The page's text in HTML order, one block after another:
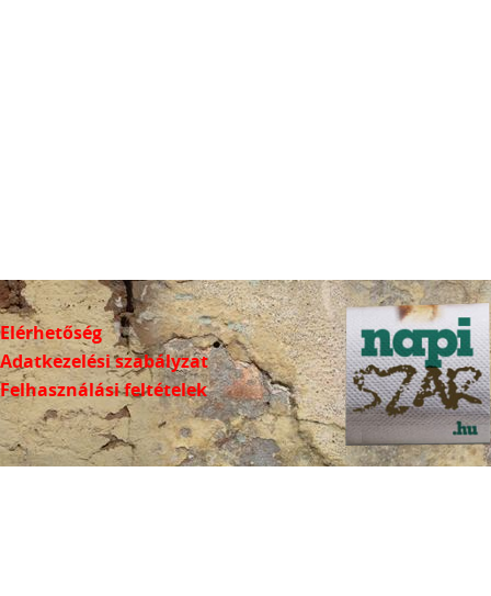
Elérhetőség
Adatkezelési szabályzat
Felhasználási feltételek